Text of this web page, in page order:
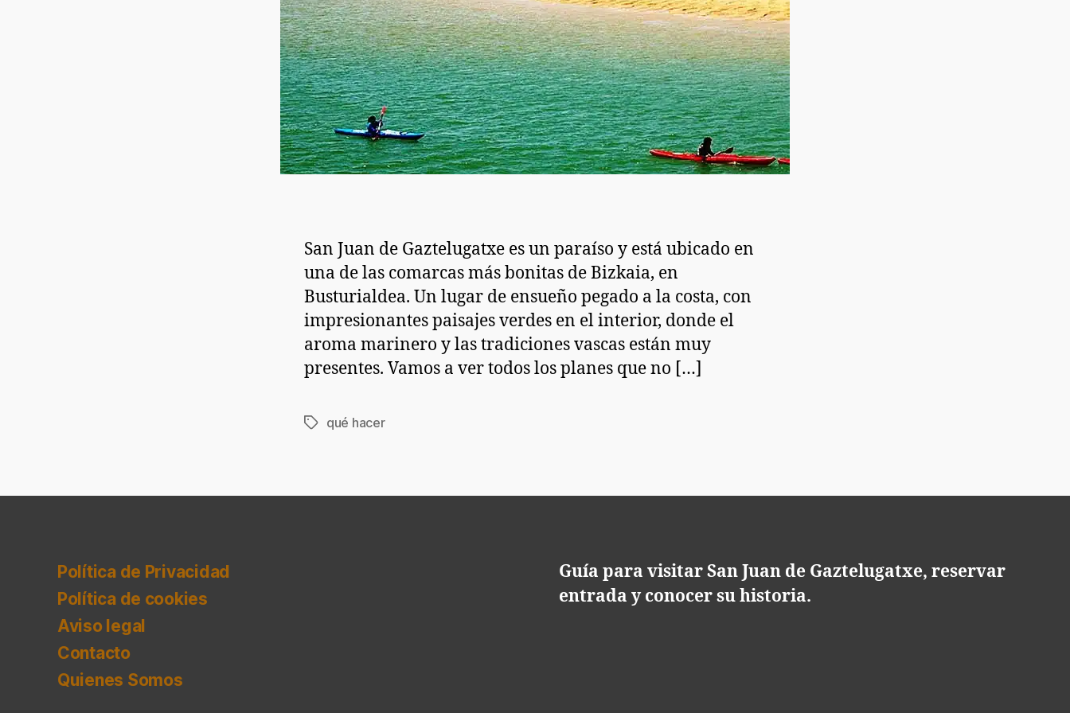
San Juan de Gaztelugatxe es un paraíso y está ubicado en
una de las comarcas más bonitas de Bizkaia, en
Busturialdea. Un lugar de ensueño pegado a la costa, con
impresionantes paisajes verdes en el interior, donde el
aroma marinero y las tradiciones vascas están muy
presentes. Vamos a ver todos los planes que no […]
Etiquetas
qué hacer
Política de Privacidad
Política de cookies
Aviso legal
Contacto
Quienes Somos
Guía para visitar San Juan de Gaztelugatxe, reservar
entrada y conocer su historia.